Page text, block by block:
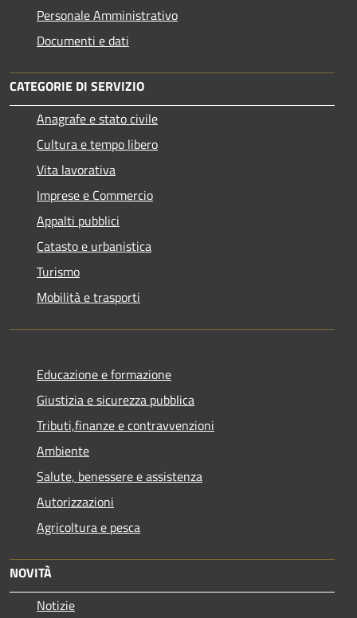
Personale Amministrativo
Documenti e dati
CATEGORIE DI SERVIZIO
Anagrafe e stato civile
Cultura e tempo libero
Vita lavorativa
Imprese e Commercio
Appalti pubblici
Catasto e urbanistica
Turismo
Mobilità e trasporti
Educazione e formazione
Giustizia e sicurezza pubblica
Tributi,finanze e contravvenzioni
Ambiente
Salute, benessere e assistenza
Autorizzazioni
Agricoltura e pesca
NOVITÀ
Notizie